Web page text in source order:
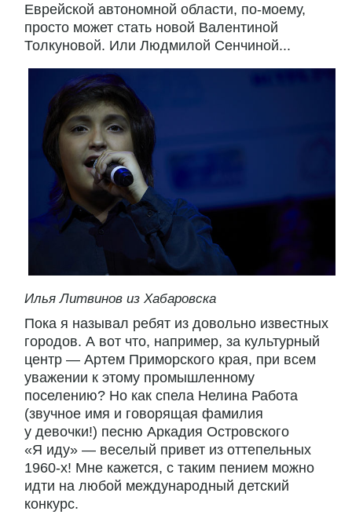
Еврейской автономной области, по-моему,
просто может стать новой Валентиной
Толкуновой. Или Людмилой Сенчиной...
Илья Литвинов из Хабаровска
Пока я называл ребят из довольно известных
городов. А вот что, например, за культурный
центр — Артем Приморского края, при всем
уважении к этому промышленному
поселению? Но как спела Нелина Работа
(звучное имя и говорящая фамилия
у девочки!) песню Аркадия Островского
«Я иду» — веселый привет из оттепельных
1960-х! Мне кажется, с таким пением можно
идти на любой международный детский
конкурс.